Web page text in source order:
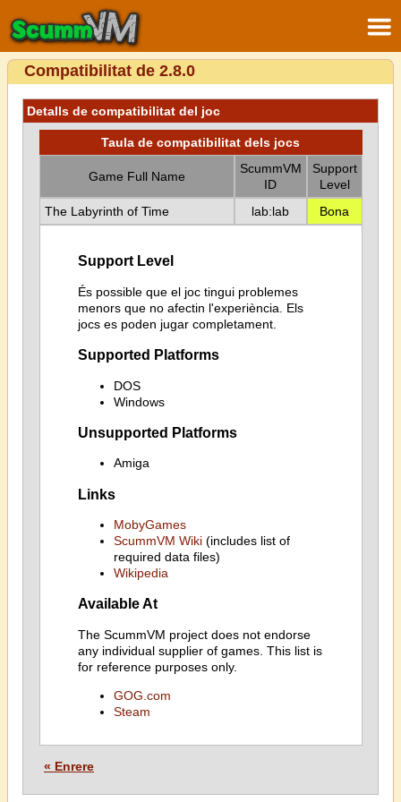
Compatibilitat de 2.8.0
Detalls de compatibilitat del joc
Taula de compatibilitat dels jocs
Game Full Name
ScummVM
ID
Support
Level
The Labyrinth of Time
lab:lab Bona
Support Level
És possible que el joc tingui problemes
menors que no afectin l'experiència. Els
jocs es poden jugar completament.
Supported Platforms
DOS
Windows
Unsupported Platforms
Amiga
Links
MobyGames
ScummVM Wiki(includes list of
required data files)
Wikipedia
Available At
The ScummVM project does not endorse
any individual supplier of games. This list is
for reference purposes only.
GOG.com
Steam
« Enrere